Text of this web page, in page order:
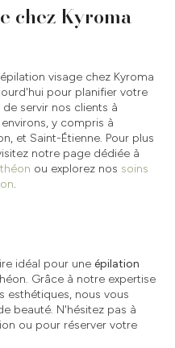
chez Kyroma
visage chez Kyroma
pour planifier votre
servir nos clients à
y compris à
et Saint-Étienne. Pour plus
notre page dédiée à
ou explorez nos soins
.
idéal pour une épilation
Grâce à notre expertise
esthétiques, nous vous
beauté. N'hésitez pas à
ou pour réserver votre